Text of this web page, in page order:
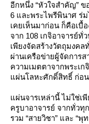
อีกหนึ่ง “หัวใจสำคัญ”
6 และพระไพรีพินาศ ร่
เคยเห็นมาก่อน ก็คือเบื้
จาก 108 เกจิอาจารย์ทั่
เพียงจัดสร้างวัตถุมงค
ผ่านเครือข่ายผู้จัดการ
ความเมตตาจากพระเ
ผ่นโลหะศักดิ์สิทธิ์ ก่อน
ผ่นจารเหล่านี้ ไม่ใช่เพี
ครูบาอาจารย์ จากทั่วทุ
รวม “สายวิชา” และ “